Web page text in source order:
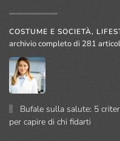
COSTUME E SOCIETÀ,
archivio completo di 281
Bufale sulla salute: 5
per capire di chi fidarti